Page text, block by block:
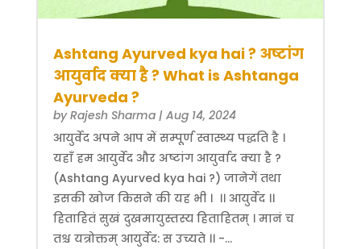
Ashtang Ayurved kya hai ? अष्टांग
आयुर्वाद क्या है ? What is Ashtanga
Ayurveda ?
byRajesh Sharma| Aug 14, 2024
आयुर्वेद अपने आप में सम्पूर्ण स्वास्थ्य पद्धति है ।
यहाँ हम आयुर्वेद और अष्टांग आयुर्वाद क्या है ?
(Ashtang Ayurved kya hai ?) जानेगें तथा
इसकी खोज किसने की यह भी । ।। आयुर्वेद ।।
हिताहितं सुखं दुखमायुस्तस्य हिताहितम् । मानं च
तश्च यत्रोक्तम् आयुर्वेद: स उच्यते ।। -...